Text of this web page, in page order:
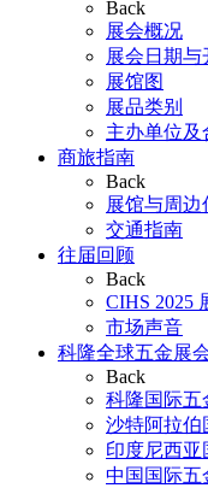
Back
展会概况
展会日期与
展馆图
展品类别
主办单位及
商旅指南
Back
展馆与周边
交通指南
往届回顾
Back
CIHS 2025
市场声音
科隆全球五金展
Back
科隆国际五
沙特阿拉伯
印度尼西亚
中国国际五